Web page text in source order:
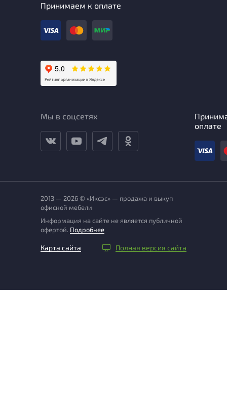
Принимаем к оплате
Мы в соцсетях
оплате
2013 — 2026 © «Иксэс» — продажа и выкуп
офисной мебели
Информация на сайте не является публичной
офертой. Подробнее
Карта сайта Полная версия сайта